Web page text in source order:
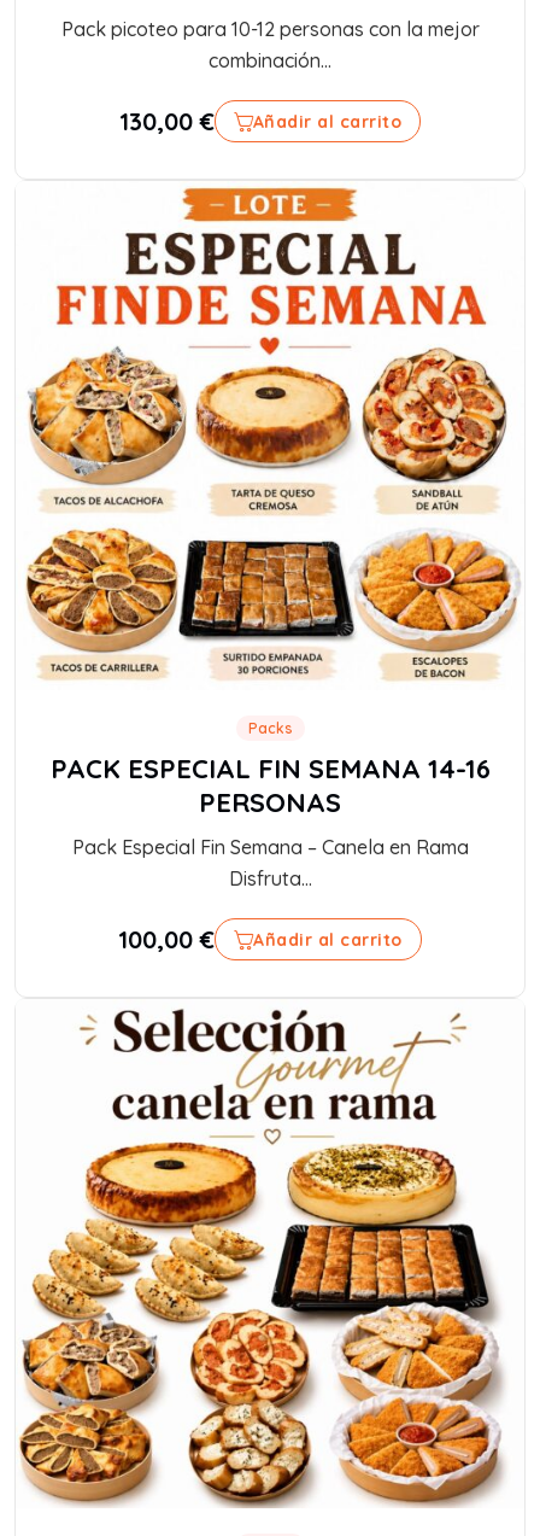
Pack picoteo para 10-12 personas con la mejor
combinación...
130,00€ Añadir al carrito
Packs
PACK ESPECIAL FIN SEMANA 14-16
PERSONAS
Pack Especial Fin Semana – Canela en Rama
Disfruta...
100,00€ Añadir al carrito